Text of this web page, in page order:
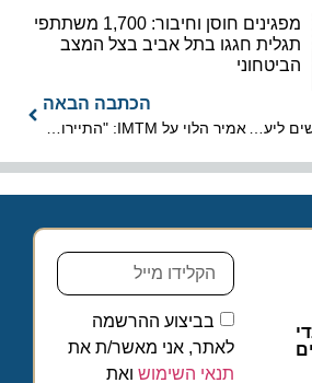
מפגינים חוסן וחיבור: 1,700 משתתפי
חגגו בתל אביב בצל המצב
ירידה דרמטית בחיפושים ליעדי המזרח מרגע ההודעה על הנגיף
הכתבה הבאה
אמיר הלוי על IMTM: "התיירות היוצאת היא הבסיס לתיירות הנכנסת"
בביצוע ההרשמה
לאתר, אני מאשר/ת את
תנאי השימושואת